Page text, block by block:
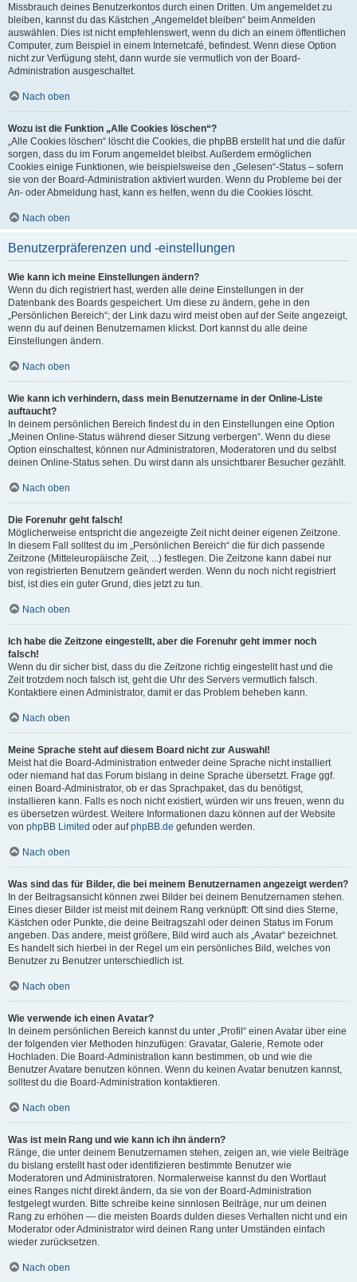
Missbrauch deines Benutzerkontos durch einen Dritten. Um angemeldet zu
bleiben, kannst du das Kästchen „Angemeldet bleiben“ beim Anmelden
auswählen. Dies ist nicht empfehlenswert, wenn du dich an einem öffentlichen
Computer, zum Beispiel in einem Internetcafé, befindest. Wenn diese Option
nicht zur Verfügung steht, dann wurde sie vermutlich von der Board-
Administration ausgeschaltet.
Nach oben
Wozu ist die Funktion „Alle Cookies löschen“?
„Alle Cookies löschen“ löscht die Cookies, die phpBB erstellt hat und die dafür
sorgen, dass du im Forum angemeldet bleibst. Außerdem ermöglichen
Cookies einige Funktionen, wie beispielsweise den „Gelesen“-Status – sofern
sie von der Board-Administration aktiviert wurden. Wenn du Probleme bei der
An- oder Abmeldung hast, kann es helfen, wenn du die Cookies löscht.
Nach oben
Benutzerpräferenzen und -einstellungen
Wie kann ich meine Einstellungen ändern?
Wenn du dich registriert hast, werden alle deine Einstellungen in der
Datenbank des Boards gespeichert. Um diese zu ändern, gehe in den
„Persönlichen Bereich“; der Link dazu wird meist oben auf der Seite angezeigt,
wenn du auf deinen Benutzernamen klickst. Dort kannst du alle deine
Einstellungen ändern.
Nach oben
Wie kann ich verhindern, dass mein Benutzername in der Online-Liste
auftaucht?
In deinem persönlichen Bereich findest du in den Einstellungen eine Option
„Meinen Online-Status während dieser Sitzung verbergen“. Wenn du diese
Option einschaltest, können nur Administratoren, Moderatoren und du selbst
deinen Online-Status sehen. Du wirst dann als unsichtbarer Besucher gezählt.
Nach oben
Die Forenuhr geht falsch!
Möglicherweise entspricht die angezeigte Zeit nicht deiner eigenen Zeitzone.
In diesem Fall solltest du im „Persönlichen Bereich“ die für dich passende
Zeitzone (Mitteleuropäische Zeit, ...) festlegen. Die Zeitzone kann dabei nur
von registrierten Benutzern geändert werden. Wenn du noch nicht registriert
bist, ist dies ein guter Grund, dies jetzt zu tun.
Nach oben
Ich habe die Zeitzone eingestellt, aber die Forenuhr geht immer noch
falsch!
Wenn du dir sicher bist, dass du die Zeitzone richtig eingestellt hast und die
Zeit trotzdem noch falsch ist, geht die Uhr des Servers vermutlich falsch.
Kontaktiere einen Administrator, damit er das Problem beheben kann.
Nach oben
Meine Sprache steht auf diesem Board nicht zur Auswahl!
Meist hat die Board-Administration entweder deine Sprache nicht installiert
oder niemand hat das Forum bislang in deine Sprache übersetzt. Frage ggf.
einen Board-Administrator, ob er das Sprachpaket, das du benötigst,
installieren kann. Falls es noch nicht existiert, würden wir uns freuen, wenn du
es übersetzen würdest. Weitere Informationen dazu können auf der Website
von phpBB Limited oder aufphpBB.de gefunden werden.
Nach oben
Was sind das für Bilder, die bei meinem Benutzernamen angezeigt werden?
In der Beitragsansicht können zwei Bilder bei deinem Benutzernamen stehen.
Eines dieser Bilder ist meist mit deinem Rang verknüpft: Oft sind dies Sterne,
Kästchen oder Punkte, die deine Beitragszahl oder deinen Status im Forum
angeben. Das andere, meist größere, Bild wird auch als „Avatar“ bezeichnet.
Es handelt sich hierbei in der Regel um ein persönliches Bild, welches von
Benutzer zu Benutzer unterschiedlich ist.
Nach oben
Wie verwende ich einen Avatar?
In deinem persönlichen Bereich kannst du unter „Profil“ einen Avatar über eine
der folgenden vier Methoden hinzufügen: Gravatar, Galerie, Remote oder
Hochladen. Die Board-Administration kann bestimmen, ob und wie die
Benutzer Avatare benutzen können. Wenn du keinen Avatar benutzen kannst,
solltest du die Board-Administration kontaktieren.
Nach oben
Was ist mein Rang und wie kann ich ihn ändern?
Ränge, die unter deinem Benutzernamen stehen, zeigen an, wie viele Beiträge
du bislang erstellt hast oder identifizieren bestimmte Benutzer wie
Moderatoren und Administratoren. Normalerweise kannst du den Wortlaut
eines Ranges nicht direkt ändern, da sie von der Board-Administration
festgelegt wurden. Bitte schreibe keine sinnlosen Beiträge, nur um deinen
Rang zu erhöhen — die meisten Boards dulden dieses Verhalten nicht und ein
Moderator oder Administrator wird deinen Rang unter Umständen einfach
wieder zurücksetzen.
Nach oben